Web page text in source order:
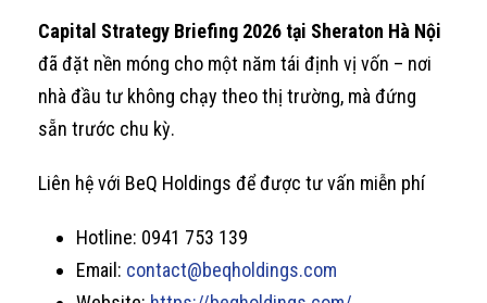
Capital Strategy Briefing 2026 tại Sheraton Hà Nội
đã đặt nền móng cho một năm tái định vị vốn – nơi
nhà đầu tư không chạy theo thị trường, mà đứng
sẵn trước chu kỳ.
Liên hệ với BeQ Holdings để được tư vấn miễn phí
Hotline: 0941 753 139
Email: contact@beqholdings.com